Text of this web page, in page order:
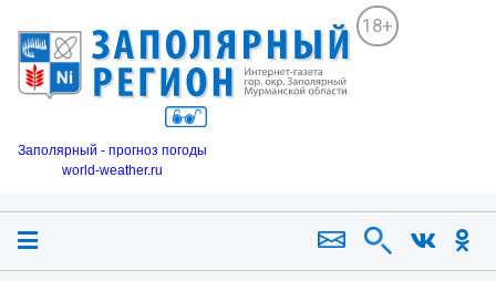
18+
Заполярный - прогноз погоды
world-weather.ru